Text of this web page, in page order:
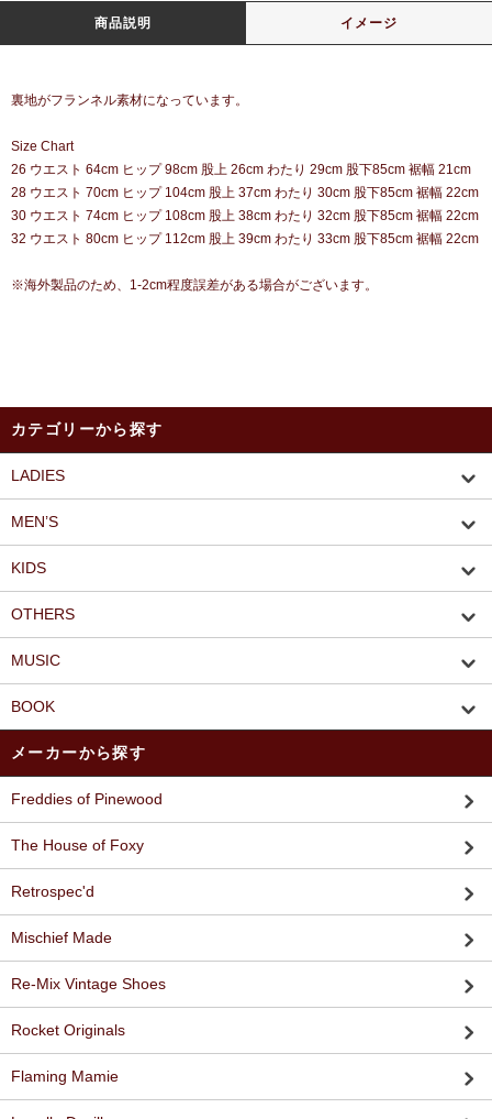
商品説明 イメージ
裏地がフランネル素材になっています。
Size Chart
26 ウエスト 64cm ヒップ 98cm 股上 26cm わたり 29cm 股下85cm 裾幅 21cm
28 ウエスト 70cm ヒップ 104cm 股上 37cm わたり 30cm 股下85cm 裾幅 22cm
30 ウエスト 74cm ヒップ 108cm 股上 38cm わたり 32cm 股下85cm 裾幅 22cm
32 ウエスト 80cm ヒップ 112cm 股上 39cm わたり 33cm 股下85cm 裾幅 22cm
※海外製品のため、1-2cm程度誤差がある場合がございます。
カテゴリーから探す
LADIES
MEN’S
KIDS
OTHERS
MUSIC
BOOK
メーカーから探す
Freddies of Pinewood
The House of Foxy
Retrospec'd
Mischief Made
Re-Mix Vintage Shoes
Rocket Originals
Flaming Mamie